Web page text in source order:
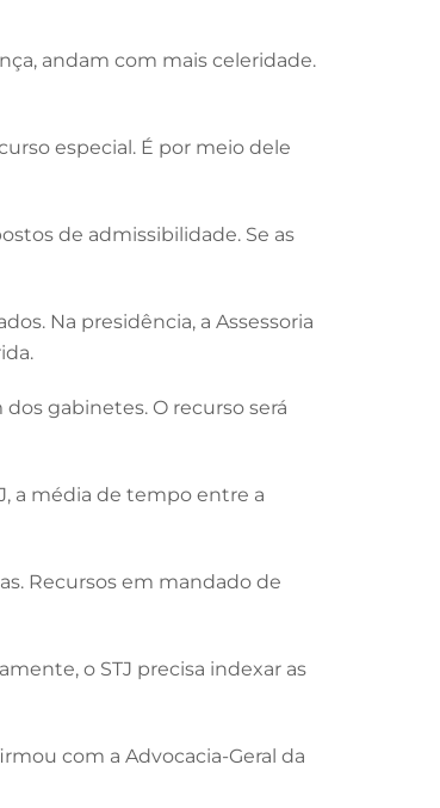
andam com mais celeridade.
especial. É por meio dele
de admissibilidade. Se as
Na presidência, a Assessoria
gabinetes. O recurso será
a média de tempo entre a
Recursos em mandado de
o STJ precisa indexar as
com a Advocacia-Geral da